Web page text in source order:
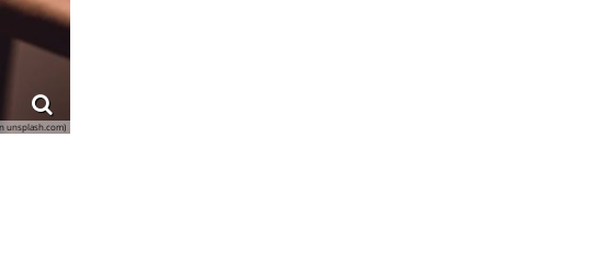
unsplash.com)